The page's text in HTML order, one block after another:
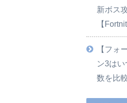
新ボス
【
【フォ
ン3は
数を比